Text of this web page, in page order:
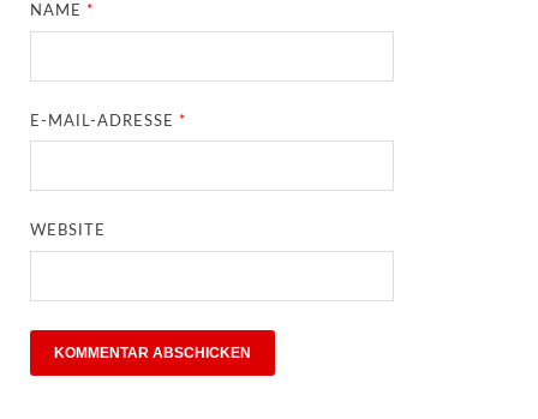
NAME *
E-MAIL-ADRESSE *
WEBSITE